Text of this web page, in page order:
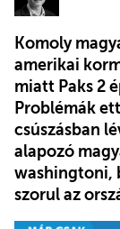
Komoly
amerikai
miatt Paks 2
Problémák
csúszásban
alapozó
washingtoni,
szorul az